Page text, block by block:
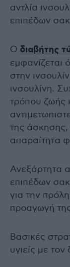
αντλία
επιπέδων
Ο διαβήτης
εμφανίζεται
στην
ινσουλίνη.
τρόπου ζωής
της άσκησης,
απαραίτητα
Ανεξάρτητα
επιπέδων
για την
προαγωγή
Βασικές
υγιείς με τον